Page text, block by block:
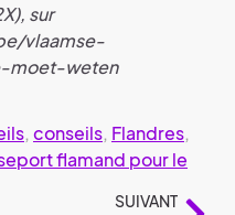
sur
vlaamse-
moet-weten
, conseils, Flandres,
flamand pour le
SUIVANT